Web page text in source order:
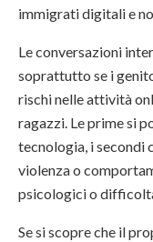
immigrati digitali e
Le conversazioni
soprattutto se i
rischi nelle attività
ragazzi. Le prime si
tecnologia, i secondi
violenza o
psicologici o
Se si scopre che il